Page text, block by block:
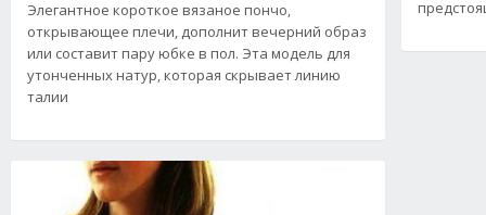
Элегантное короткое вязаное пончо,
открывающее плечи, дополнит вечерний образ
или составит пару юбке в пол. Эта модель для
утонченных натур, которая скрывает линию
талии